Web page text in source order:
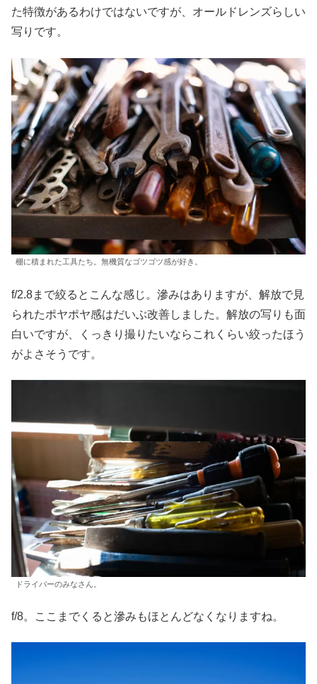
た特徴があるわけではないですが、オールドレンズらしい
写りです。
棚に積まれた工具たち。無機質なゴツゴツ感が好き。
f/2.8まで絞るとこんな感じ。滲みはありますが、解放で見
られたポヤポヤ感はだいぶ改善しました。解放の写りも面
白いですが、くっきり撮りたいならこれくらい絞ったほう
がよさそうです。
ドライバーのみなさん。
f/8。ここまでくると滲みもほとんどなくなりますね。